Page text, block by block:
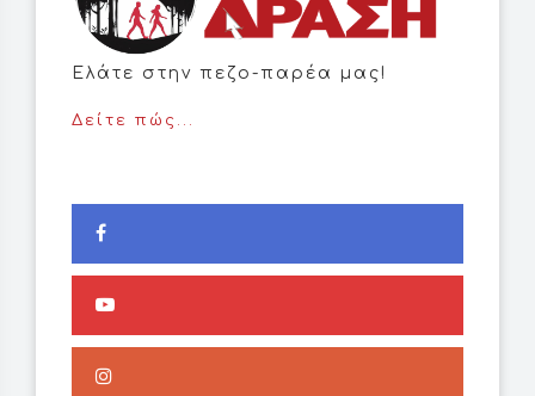
Ελάτε στην πεζο-παρέα μας!
Δείτε πώς...